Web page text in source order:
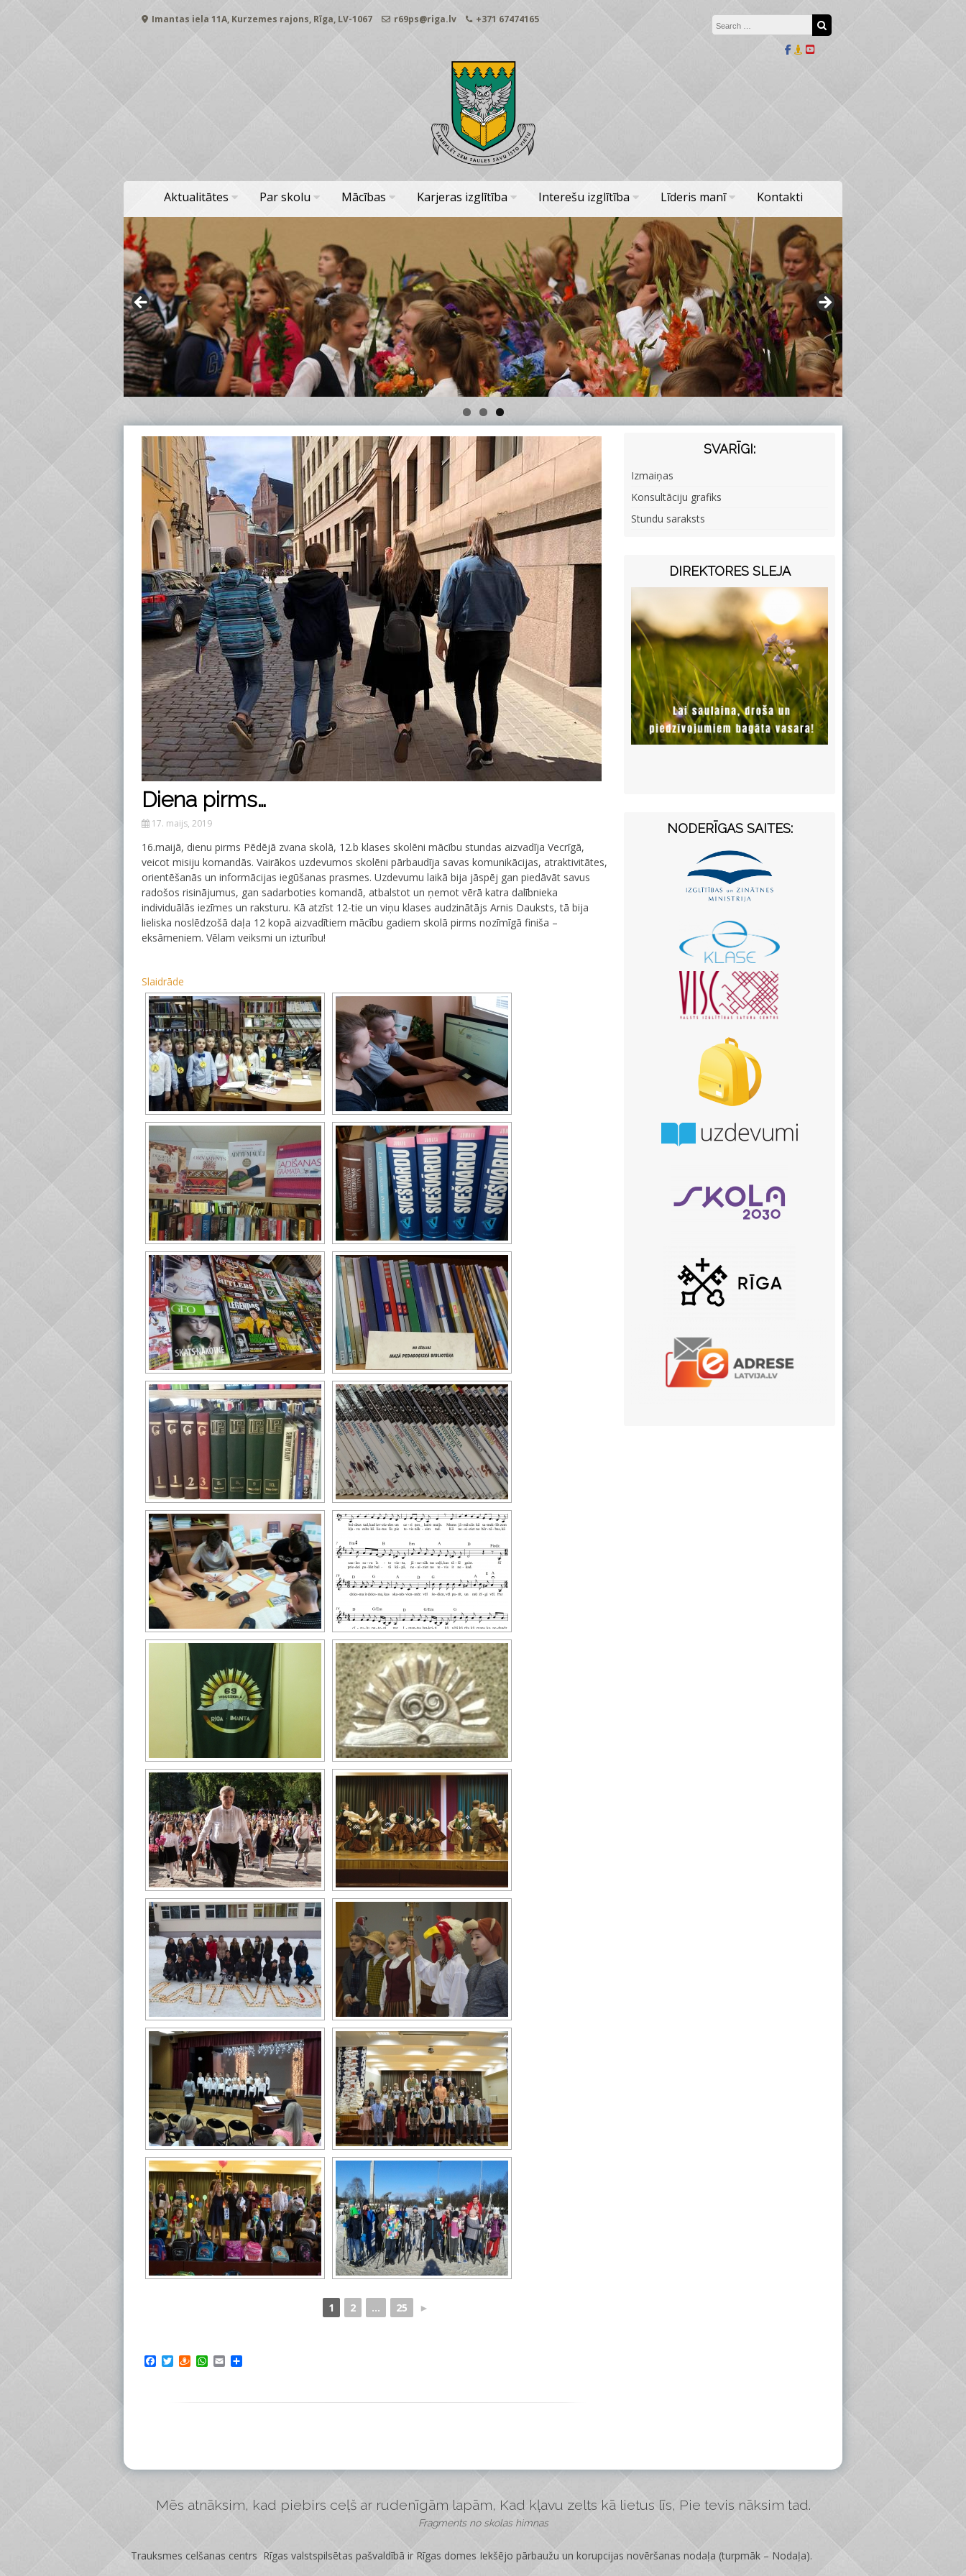
Imantas iela 11A, Kurzemes rajons, Rīga, LV-1067 r69ps@riga.lv +371 67474165
Aktualitātes Par skolu Mācības Karjeras izglītība Interešu izglītība Līderis manī Kontakti
Diena pirms…
17. maijs, 2019
16.maijā, dienu pirms Pēdējā zvana skolā, 12.b klases skolēni mācību stundas aizvadīja Vecrīgā,
veicot misiju komandās. Vairākos uzdevumos skolēni pārbaudīja savas komunikācijas, atraktivitātes,
orientēšanās un informācijas iegūšanas prasmes. Uzdevumu laikā bija jāspēj gan piedāvāt savus
radošos risinājumus, gan sadarboties komandā, atbalstot un ņemot vērā katra dalībnieka
individuālās iezīmes un raksturu. Kā atzīst 12-tie un viņu klases audzinātājs Arnis Dauksts, tā bija
lieliska noslēdzošā daļa 12 kopā aizvadītiem mācību gadiem skolā pirms nozīmīgā finiša –
eksāmeniem. Vēlam veiksmi un izturību!
Slaidrāde
1 2 ... 25 ►
Facebook
TwitterDraugiem
WhatsApp
Email
SVARĪGI:
Izmaiņas
Konsultāciju grafiks
Stundu saraksts
DIREKTORES SLEJA
NODERĪGAS SAITES:
Mēs atnāksim, kad piebirs ceļš ar rudenīgām lapām, Kad kļavu zelts kā lietus līs, Pie tevis nāksim tad.
Fragments no skolas himnas
Trauksmes celšanas centrs Rīgas valstspilsētas pašvaldībā ir Rīgas domes Iekšējo pārbaužu un korupcijas novēršanas nodaļa (turpmāk – Nodaļa).